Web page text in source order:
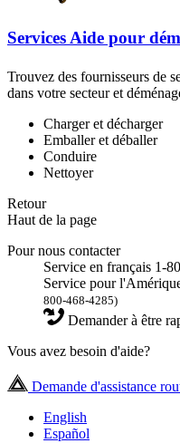
Services Aide pour
Trouvez des fournisseurs de
dans votre secteur et
Charger et décharger
Emballer et déballer
Conduire
Nettoyer
Retour
Haut de la page
Pour nous contacter
Service en français 1-
Service pour
800-468-4285)
Demander à être
Vous avez besoin d'aide?
Demande d'assistance
English
Español